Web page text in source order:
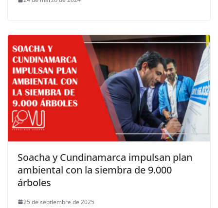
Soacha y Cundinamarca impulsan plan
ambiental con la siembra de 9.000
árboles
25 de septiembre de 2025